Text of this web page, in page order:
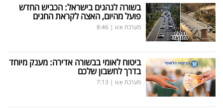
בשורה לנהגים בישראל: הכביש החדש
פועל מהיום, האצה לקראת החגים
מערכת ice |
8:46
ביטוח לאומי בבשורה אדירה: מענק מיוחד
בדרך לחשבון שלכם
מערכת ice |
7:13